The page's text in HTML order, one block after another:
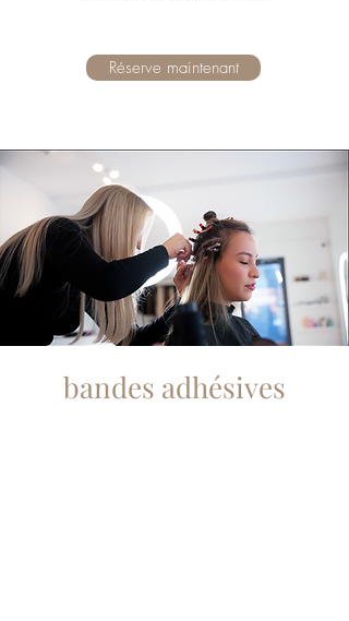
Réserve maintenant
bandes adhésives